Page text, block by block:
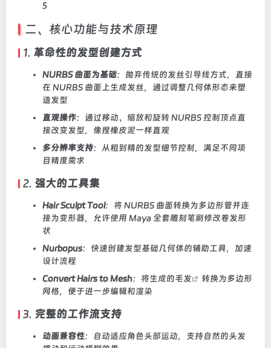
5
二、核心功能与技术原理
1. 革命性的发型创建方式
NURBS 曲面为基础：抛弃传统的发丝引导线方式，直接
在 NURBS 曲面上生成发丝，通过调整几何体形态来塑
造发型
直观操作：通过移动、缩放和旋转 NURBS 控制顶点直
接改变发型，像捏橡皮泥一样直观
多分辨率支持：从粗到精的发型细节控制，满足不同项
目精度需求
2. 强大的工具集
Hair Sculpt Tool：将 NURBS 曲面转换为多边形管并连
接为变形器，允许使用 Maya 全套雕刻笔刷修改卷发形
状
Nurbopus：快速创建发型基础几何体的辅助工具，加速
设计流程
Convert Hairs to Mesh：将生成的毛发
转换为多边形
网格，便于进一步编辑和渲染
3. 完整的工作流支持
动画兼容性：自动适应角色头部运动，支持自然的头发